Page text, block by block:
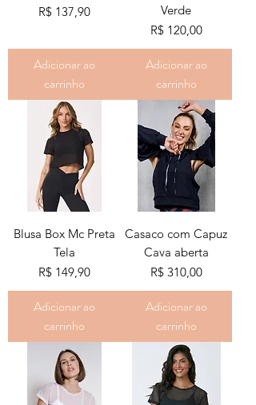
Preço
R$ 137,90
Adicionar ao
carrinho
Verde
Preço
R$ 120,00
Adicionar ao
carrinho
Blusa Box Mc Preta
Tela
Preço
R$ 149,90
Adicionar ao
carrinho
Casaco com Capuz
Cava aberta
Preço
R$ 310,00
Adicionar ao
carrinho